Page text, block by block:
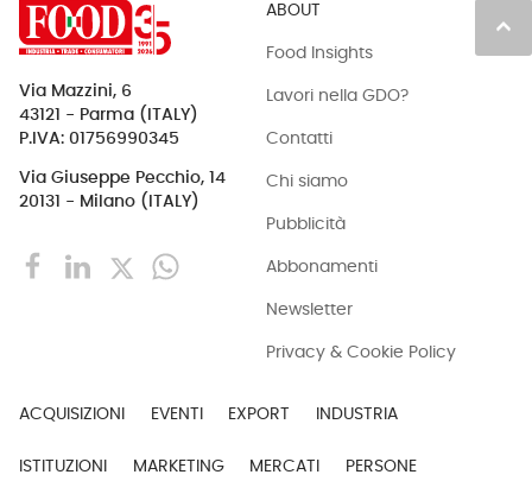
keyboard_arrow_up
Via Mazzini, 6
43121 - Parma (ITALY)
P.IVA: 01756990345
Via Giuseppe Pecchio, 14
20131 - Milano (ITALY)
ABOUT
Food Insights
Lavori nella GDO?
Contatti
Chi siamo
Pubblicità
Abbonamenti
Newsletter
Privacy & Cookie Policy
ACQUISIZIONI EVENTI EXPORT INDUSTRIA
ISTITUZIONI MARKETING MERCATI PERSONE